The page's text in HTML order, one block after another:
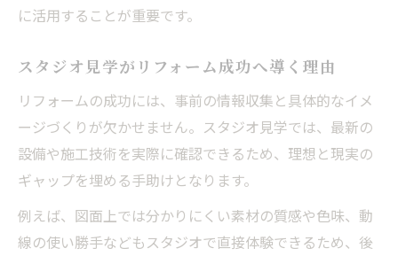
に活用することが重要です。
スタジオ見学がリフォーム成功へ導く理由
リフォームの成功には、事前の情報収集と具体的なイメ
ージづくりが欠かせません。スタジオ見学では、最新の
設備や施工技術を実際に確認できるため、理想と現実の
ギャップを埋める手助けとなります。
例えば、図面上では分かりにくい素材の質感や色味、動
線の使い勝手などもスタジオで直接体験できるため、後